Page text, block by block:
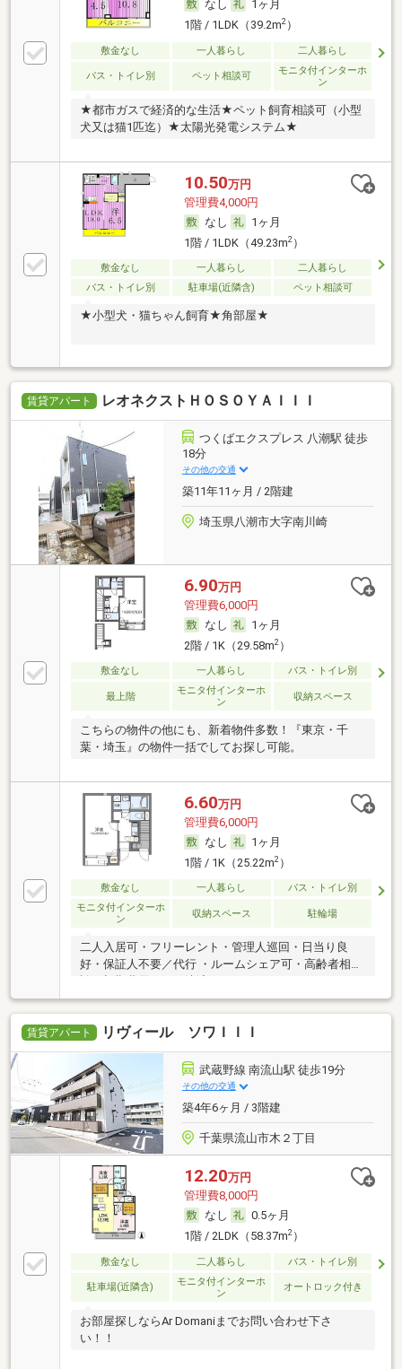
なし
1ヶ月
1階 / 1LDK（39.2m2）
敷金なし 一人暮らし 二人暮らし
バス・トイレ別 ペット相談可
モニタ付インターホ
ン
★都市ガスで経済的な生活★ペット飼育相談可（小型
犬又は猫1匹迄）★太陽光発電システム★
10.50万円
管理費4,000円
なし
1ヶ月
1階 / 1LDK（49.23m2）
敷金なし 一人暮らし
二人暮らし
バス・トイレ別
駐車場(近隣含) ペット相談可
★小型犬・猫ちゃん飼育★角部屋★
賃貸アパート レオネクストＨＯＳＯＹＡＩＩＩ
つくばエクスプレス 八潮駅 徒歩
18分
その他の交通
築11年11ヶ月 / 2階建
埼玉県八潮市大字南川崎
6.90万円
管理費6,000円
なし
1ヶ月
2階 / 1K（29.58m2）
敷金なし 一人暮らし バス・トイレ別
最上階
モニタ付インターホ
ン
収納スペース
こちらの物件の他にも、新着物件多数！『東京・千
葉・埼玉』の物件一括でしてお探し可能。
6.60万円
管理費6,000円
なし
1ヶ月
1階 / 1K（25.22m2）
敷金なし 一人暮らし
バス・トイレ別
モニタ付インターホ
ン
収納スペース 駐輪場
二人入居可・フリーレント・管理人巡回・日当り良
好・保証人不要／代行 ・ルームシェア可・高齢者相
賃貸アパート リヴィール ソワＩＩＩ
武蔵野線 南流山駅 徒歩19分
その他の交通
築4年6ヶ月 / 3階建
千葉県流山市木２丁目
12.20万円
管理費8,000円
なし
0.5ヶ月
1階 / 2LDK（58.37m2）
敷金なし 二人暮らし バス・トイレ別
駐車場(近隣含)
モニタ付インターホ
ン
オートロック付き
お部屋探しならAr Domaniまでお問い合わせ下さ
い！！